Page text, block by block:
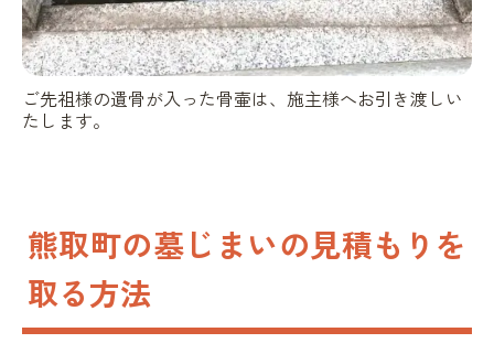
ご先祖様の遺骨が入った骨壷は、施主様へお引き渡しい
たします。
熊取町の墓じまいの見積もりを
取る方法